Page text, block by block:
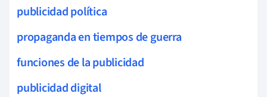
publicidad política
propaganda en tiempos de guerra
funciones de la publicidad
publicidad digital